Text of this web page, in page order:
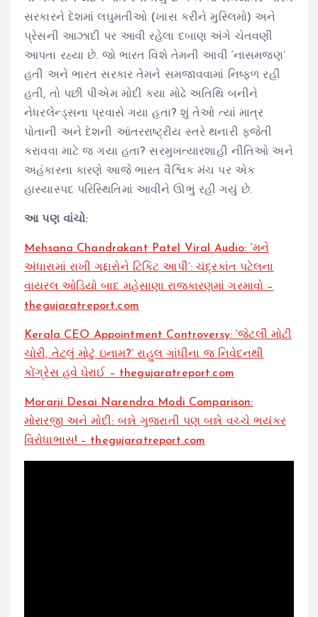
સરકારને દેશમાં લઘુમતીઓ (ખાસ કરીને મુસ્લિમો) અને
પ્રેસની આઝાદી પર આવી રહેલા દબાણ અંગે ચેતવણી
આપતા રહ્યા છે. જો ભારત વિશે તેમની આવી ‘નાસમજણ’
હતી અને ભારત સરકાર તેમને સમજાવવામાં નિષ્ફળ રહી
હતી, તો પછી પીએમ મોદી કયા મોઢે અતિથિ બનીને
નેધરલેન્ડ્સના પ્રવાસે ગયા હતા? શું તેઓ ત્યાં માત્ર
પોતાની અને દેશની આંતરરાષ્ટ્રીય સ્તરે થનારી ફજેતી
કરાવવા માટે જ ગયા હતા? સરમુખત્યારશાહી નીતિઓ અને
અહંકારના કારણે આજે ભારત વૈશ્વિક મંચ પર એક
હાસ્યાસ્પદ પરિસ્થિતિમાં આવીને ઊભું રહી ગયું છે.
આ પણ વાંચો:
Mehsana Chandrakant Patel Viral Audio: ‘મને
અંધારામાં રાખી ગદ્દારોને ટિકિટ આપી’: ચંદ્રકાંત પટેલના
વાયરલ ઓડિયો બાદ મહેસાણા રાજકારણમાં ગરમાવો –
thegujaratreport.com
Kerala CEO Appointment Controversy: ‘જેટલી મોટી
ચોરી, તેટલું મોટું ઇનામ?’ રાહુલ ગાંધીના જ નિવેદનથી
કોંગ્રેસ હવે ઘેરાઈ – thegujaratreport.com
Morarji Desai Narendra Modi Comparison:
મોરારજી અને મોદી: બન્ને ગુજરાતી પણ બન્ને વચ્ચે ભયંકર
વિરોધાભાસ! – thegujaratreport.com